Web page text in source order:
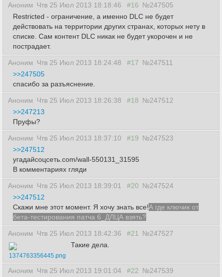
Аноним Чтв 25 Июл 2013 18:18:46 #16 №247505
Restricted - ограничение, а именно DLC не будет
действовать на территории других странах, которых нету в
списке. Сам контент DLC никак не будет укорочен и не
пострадает.
Аноним Чтв 25 Июл 2013 18:24:48 #17 №247511
>>247505
спасибо за разъяснение.
Аноним Чтв 25 Июл 2013 18:26:38 #18 №247512
>>247213
Пруфы?
Аноним Чтв 25 Июл 2013 18:37:10 #19 №247523
>>247512
угадайсоцсеть.com/wall-550131_31595
В комментариях гляди
Аноним Чтв 25 Июл 2013 18:39:01 #20 №247524
>>247512
Скажи мне этот момент. Я хочу знать все!А где ключик от
бета-тестирования патча 6_ДЛЦА взять?
Аноним Чтв 25 Июл 2013 18:42:36 #21 №247527
1374763356445.png
Такие дела.
Аноним Чтв 25 Июл 2013 19:01:04 #22 №247539